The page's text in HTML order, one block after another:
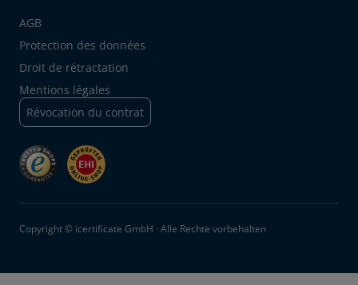
AGB
Protection des données
Droit de rétractation
Mentions légales
Révocation du contrat
Copyright © icertificate GmbH · Alle Rechte vorbehalten